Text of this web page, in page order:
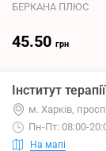
БЕРКАНА ПЛЮС
45.50 грн
Інститут терапії
м. Харків,
Пн-Пт: 08:00-
На мапі